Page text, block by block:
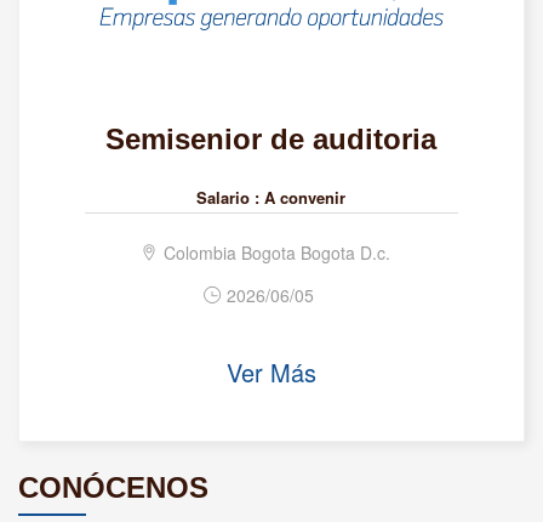
Semisenior de auditoria
Salario : A convenir
Colombia Bogota Bogota D.c.
2026/06/05
Ver Más
CONÓCENOS